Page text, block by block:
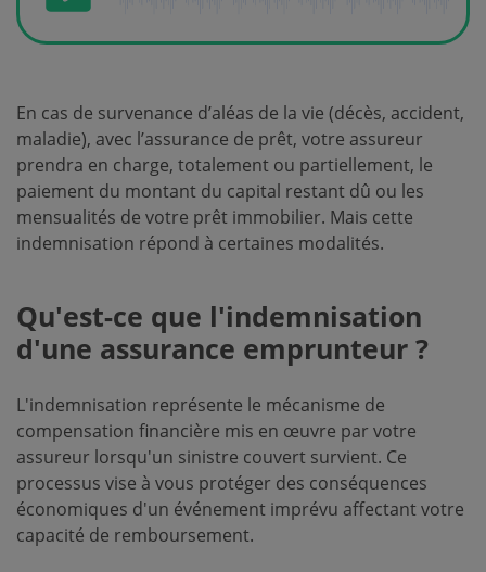
En cas de survenance d’aléas de la vie (décès, accident,
maladie), avec l’assurance de prêt, votre assureur
prendra en charge, totalement ou partiellement, le
paiement du montant du capital restant dû ou les
mensualités de votre prêt immobilier. Mais cette
indemnisation répond à certaines modalités.
Qu'est-ce que l'indemnisation
d'une assurance emprunteur ?
L'indemnisation représente le mécanisme de
compensation financière mis en œuvre par votre
assureur lorsqu'un sinistre couvert survient. Ce
processus vise à vous protéger des conséquences
économiques d'un événement imprévu affectant votre
capacité de remboursement.